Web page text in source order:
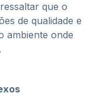
que o
de qualidade e
ambiente onde